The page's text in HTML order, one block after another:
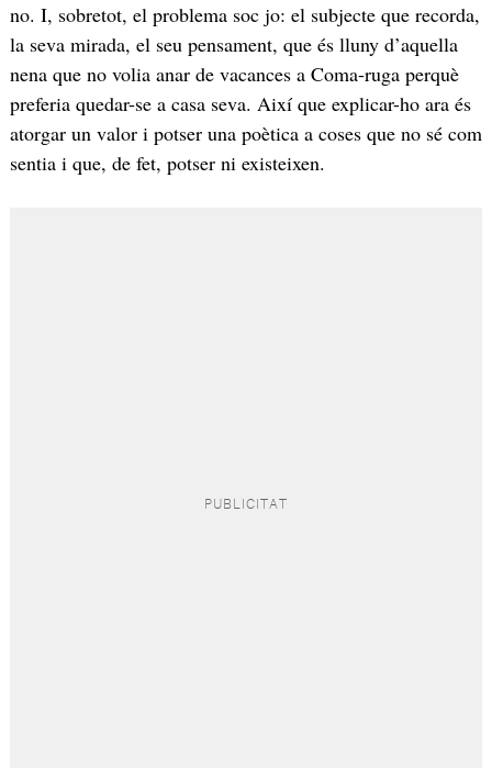
no. I, sobretot, el problema soc jo: el subjecte que recorda,
la seva mirada, el seu pensament, que és lluny d’aquella
nena que no volia anar de vacances a Coma-ruga perquè
preferia quedar-se a casa seva. Així que explicar-ho ara és
atorgar un valor i potser una poètica a coses que no sé com
sentia i que, de fet, potser ni existeixen.